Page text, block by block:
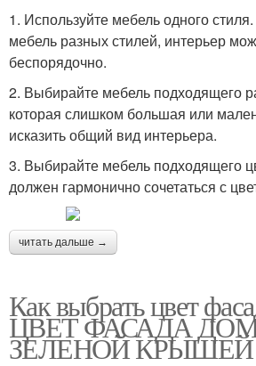
1. Используйте мебель одного
мебель разных стилей, интерьер
беспорядочно.
2. Выбирайте мебель подходящего
которая слишком большая или
исказить общий вид интерьера.
3. Выбирайте мебель подходящего
должен гармонично сочетаться с
читать дальше →
Как выбрать цвет
ЦВЕТ ФАСАДА
ЗЕЛЕНОЙ КРЫШЕЙ